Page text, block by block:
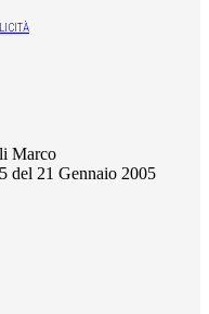
Marco
del 21 Gennaio 2005